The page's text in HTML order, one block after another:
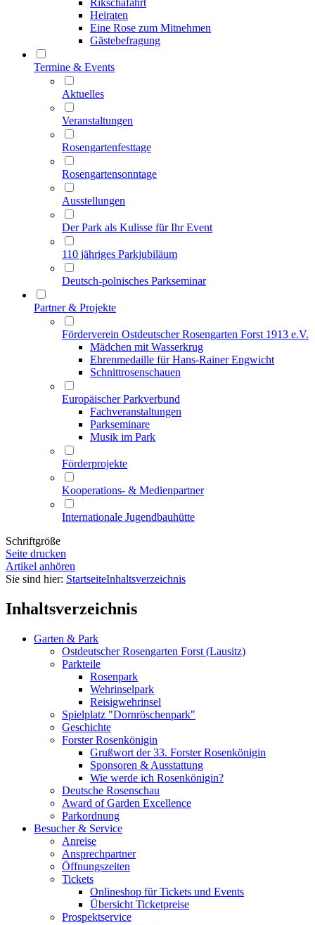
Rikschafahrt
Heiraten
Eine Rose zum Mitnehmen
Gästebefragung
Termine & Events
Aktuelles
Veranstaltungen
Rosengartenfesttage
Rosengartensonntage
Ausstellungen
Der Park als Kulisse für Ihr Event
110 jähriges Parkjubiläum
Deutsch-polnisches Parkseminar
Partner & Projekte
Förderverein Ostdeutscher Rosengarten Forst 1913 e.V.
Mädchen mit Wasserkrug
Ehrenmedaille für Hans-Rainer Engwicht
Schnittrosenschauen
Europäischer Parkverbund
Fachveranstaltungen
Parkseminare
Musik im Park
Förderprojekte
Kooperations- & Medienpartner
Internationale Jugendbauhütte
Schriftgröße
Seite drucken
Artikel anhören
Sie sind hier: StartseiteInhaltsverzeichnis
Inhaltsverzeichnis
Garten & Park
Ostdeutscher Rosengarten Forst (Lausitz)
Parkteile
Rosenpark
Wehrinselpark
Reisigwehrinsel
Spielplatz "Dornröschenpark"
Geschichte
Forster Rosenkönigin
Grußwort der 33. Forster Rosenkönigin
Sponsoren & Ausstattung
Wie werde ich Rosenkönigin?
Deutsche Rosenschau
Award of Garden Excellence
Parkordnung
Besucher & Service
Anreise
Ansprechpartner
Öffnungszeiten
Tickets
Onlineshop für Tickets und Events
Übersicht Ticketpreise
Prospektservice